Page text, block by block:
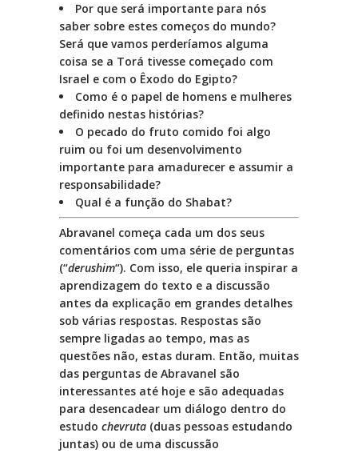
Por que será importante para nós
saber sobre estes começos do mundo?
Será que vamos perderíamos alguma
coisa se a Torá tivesse começado com
Israel e com o Êxodo do Egipto?
Como é o papel de homens e mulheres
definido nestas histórias?
O pecado do fruto comido foi algo
ruim ou foi um desenvolvimento
importante para amadurecer e assumir a
responsabilidade?
Qual é a função do Shabat?
Abravanel começa cada um dos seus
comentários com uma série de perguntas
(“derushim“). Com isso, ele queria inspirar a
aprendizagem do texto e a discussão
antes da explicação em grandes detalhes
sob várias respostas. Respostas são
sempre ligadas ao tempo, mas as
questões não, estas duram. Então, muitas
das perguntas de Abravanel são
interessantes até hoje e são adequadas
para desencadear um diálogo dentro do
estudo chevruta (duas pessoas estudando
juntas) ou de uma discussão